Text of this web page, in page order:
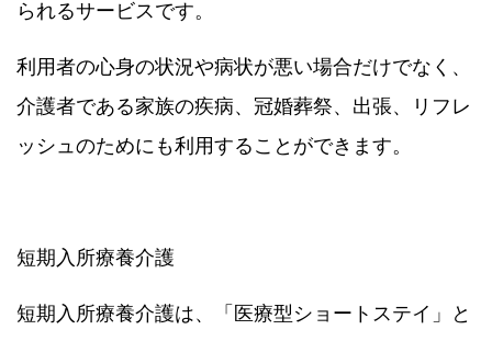
られるサービスです。
利用者の心身の状況や病状が悪い場合だけでなく、
介護者である家族の疾病、冠婚葬祭、出張、リフレ
ッシュのためにも利用することができます。
短期入所療養介護
短期入所療養介護は、「医療型ショートステイ」と